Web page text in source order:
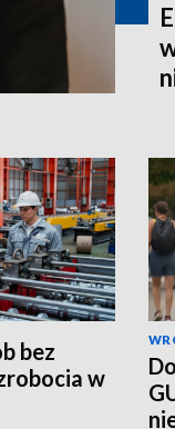
bez
w